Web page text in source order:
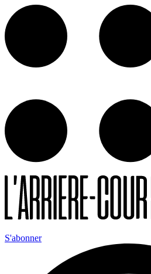
S'abonner